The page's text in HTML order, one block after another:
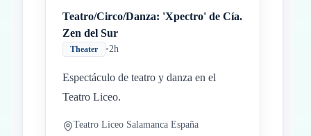
Teatro/Circo/Danza: 'Xpectro' de Cía.
Zen del Sur
Theater •2h
Espectáculo de teatro y danza en el
Teatro Liceo.
Teatro Liceo Salamanca España